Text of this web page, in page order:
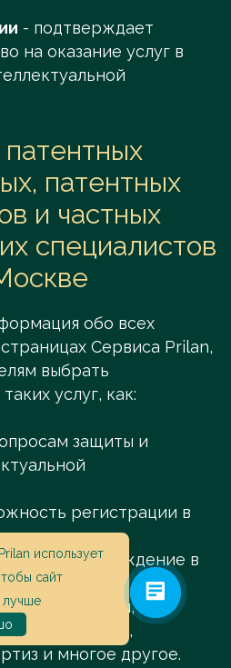
- подтверждает
на оказание услуг в
патентных
патентных
и частных
специалистов
обо всех
Сервиса Prilan,
выбрать
услуг, как:
защиты и
регистрации в
и их сопровождение в
и Уведомления,
и заключений,
и многое другое.
использует
сайт
лучше